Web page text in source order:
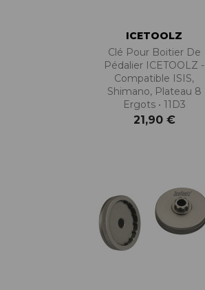
ICETOOLZ
Clé Pour Boitier De
Pédalier ICETOOLZ -
Compatible ISIS,
Shimano, Plateau 8
Ergots • 11D3
21,90 €